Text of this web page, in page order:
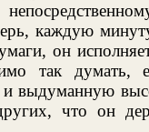
каждую
он
так думать,
выдуманную
что он